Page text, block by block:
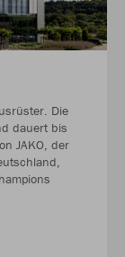
Die
dauert bis
JAKO, der